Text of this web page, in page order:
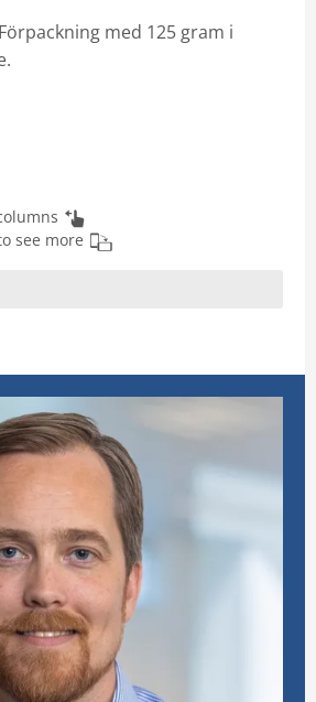
Förpackning med 125 gram i
see more